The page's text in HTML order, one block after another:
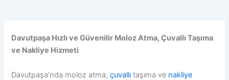
Davutpaşa Hızlı ve Güvenilir Moloz Atma, Çuvallı Taşıma
ve Nakliye Hizmeti
Davutpaşa’nda moloz atma,çuvallıtaşıma ve nakliye